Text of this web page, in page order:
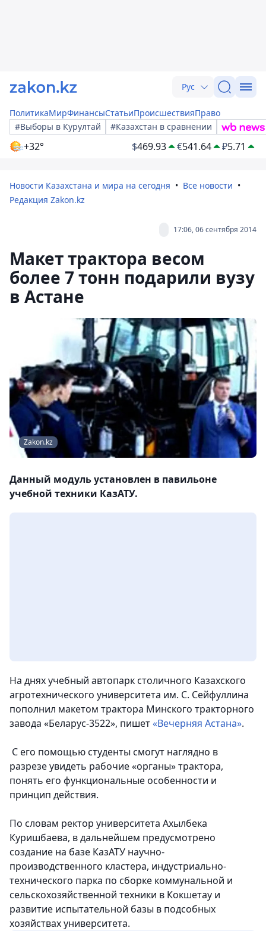
Рус
ПолитикаМирФинансыСтатьиПроисшествияПраво
#Выборы в Курултай
#Казахстан в сравнении
+32° $469.93 €541.64 ₽5.71
Новости Казахстана и мира на сегодня
Все новости
Редакция Zakon.kz
17:06, 06 сентября 2014
Макет трактора весом
более 7 тонн подарили вузу
в Астане
Zakon.kz
Данный модуль установлен в павильоне
учебной техники КазАТУ.
На днях учебный автопарк столичного Казахского
агротехнического университета им. С. Сейфуллина
пополнил макетом трактора Минского тракторного
завода «Беларус-3522», пишет«Вечерняя Астана».
С его помощью студенты смогут наглядно в
разрезе увидеть рабочие «органы» трактора,
понять его функциональные особенности и
принцип действия.
По словам ректор университета Ахылбека
Куришбаева, в дальнейшем предусмотрено
создание на базе КазАТУ научно-
производственного кластера, индустриально-
технического парка по сборке коммунальной и
сельскохозяйственной техники в Кокшетау и
развитие испытательной базы в подсобных
хозяйствах университета.